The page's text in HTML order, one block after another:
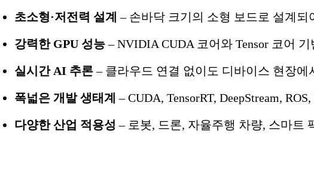
초소형·저전력 설계 – 손바닥 크기의 소형 보드로 설계
강력한 GPU 성능– NVIDIA CUDA 코어와 Tensor 코어
실시간 AI 추론– 클라우드 연결 없이도 디바이스 현장
폭넓은 개발 생태계 – CUDA, TensorRT, DeepStream,
다양한 산업 적용성 – 로봇, 드론, 자율주행 차량, 스마트